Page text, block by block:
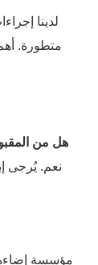
لدينا
متطورة.
3. هل من
نعم. يُرجى